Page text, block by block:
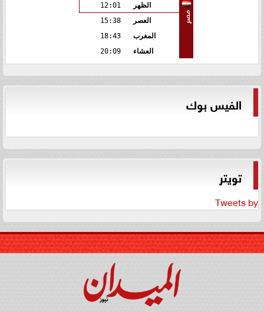
مصر
الظهر
12:01
العصر
15:38
المغرب
18:43
العشاء
20:09
الفيس بوك
تويتر
Tweets by